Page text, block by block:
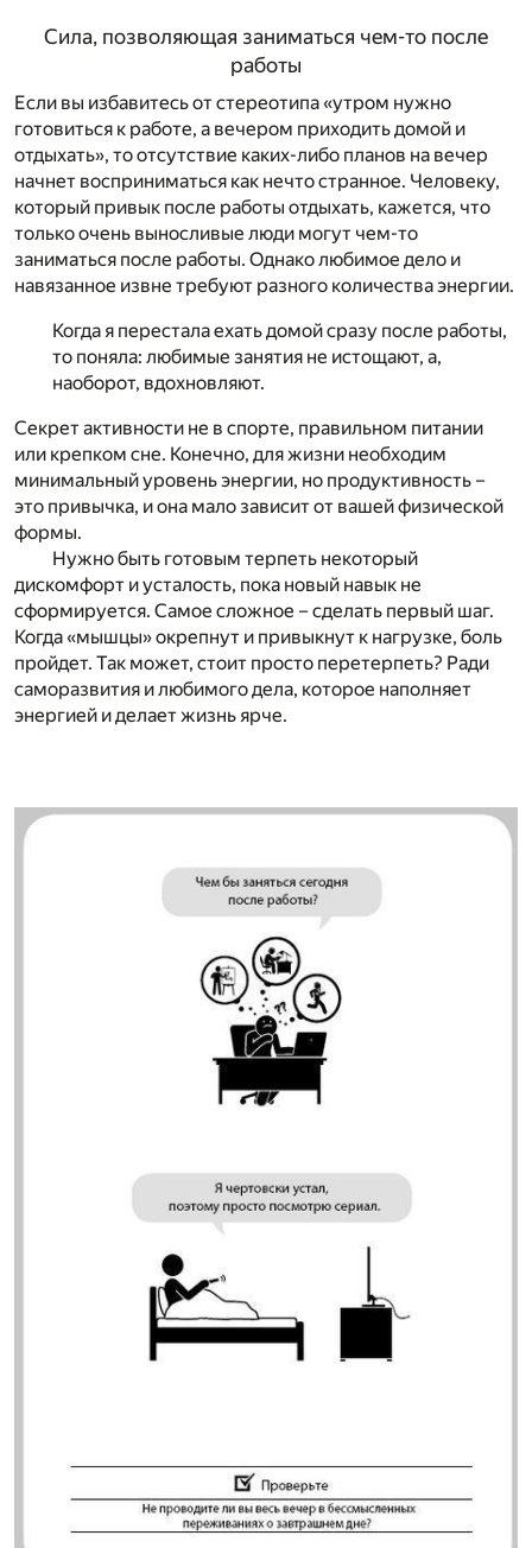
Сила, позволяющая заниматься чем-то после
работы
Если вы избавитесь от стереотипа «утром нужно
готовиться к работе, а вечером приходить домой и
отдыхать», то отсутствие каких-либо планов на вечер
начнет восприниматься как нечто странное. Человеку,
который привык после работы отдыхать, кажется, что
только очень выносливые люди могут чем-то
заниматься после работы. Однако любимое дело и
навязанное извне требуют разного количества энергии.
Когда я перестала ехать домой сразу после работы,
то поняла: любимые занятия не истощают, а,
наоборот, вдохновляют.
Секрет активности не в спорте, правильном питании
или крепком сне. Конечно, для жизни необходим
минимальный уровень энергии, но продуктивность –
это привычка, и она мало зависит от вашей физической
формы.
Нужно быть готовым терпеть некоторый
дискомфорт и усталость, пока новый навык не
сформируется. Самое сложное – сделать первый шаг.
Когда «мышцы» окрепнут и привыкнут к нагрузке, боль
пройдет. Так может, стоит просто перетерпеть? Ради
саморазвития и любимого дела, которое наполняет
энергией и делает жизнь ярче.